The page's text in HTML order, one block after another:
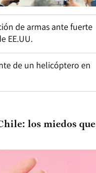
de armas ante fuerte
EE.UU.
de un helicóptero en
los miedos que